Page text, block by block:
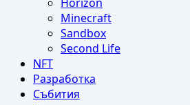
Minecraft
Sandbox
Second Life
NFT
Разработка
Събития